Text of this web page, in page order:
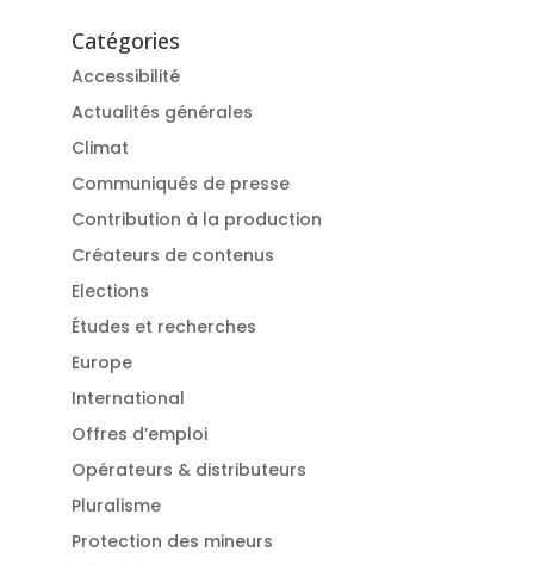
Catégories
Accessibilité
Actualités générales
Climat
Communiqués de presse
Contribution à la production
Créateurs de contenus
Elections
Études et recherches
Europe
International
Offres d’emploi
Opérateurs & distributeurs
Pluralisme
Protection des mineurs